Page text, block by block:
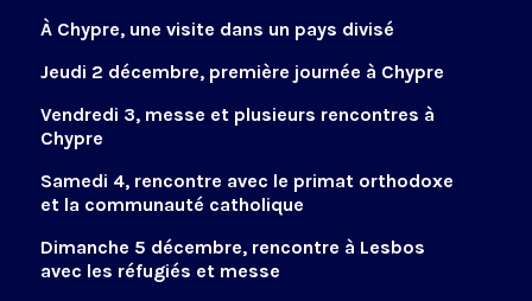
À Chypre, une visite dans un pays divisé
Jeudi 2 décembre, première journée à Chypre
Vendredi 3, messe et plusieurs rencontres à
Chypre
Samedi 4, rencontre avec le primat orthodoxe
et la communauté catholique
Dimanche 5 décembre, rencontre à Lesbos
avec les réfugiés et messe